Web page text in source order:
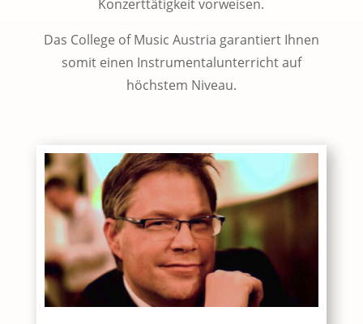
Konzerttätigkeit vorweisen.
Das College of Music Austria garantiert Ihnen
somit einen Instrumentalunterricht auf
höchstem Niveau.